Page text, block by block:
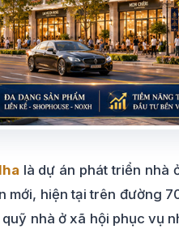
là dự án phát triển nhà
hiện tại trên đường
nhà ở xã hội phục vụ